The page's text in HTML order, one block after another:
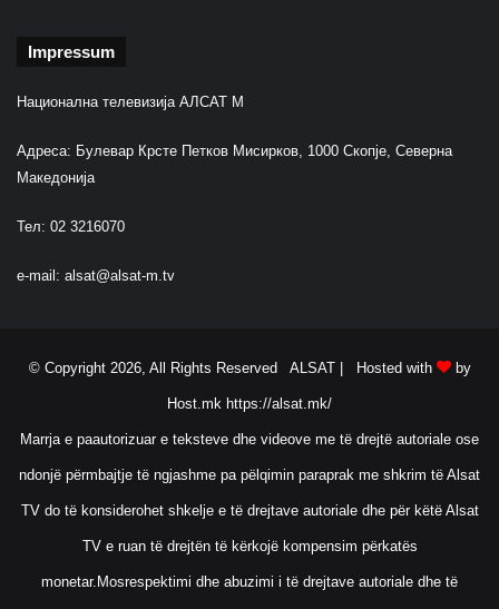
Impressum
Национална телевизија АЛСАТ М
Адреса: Булевар Крсте Петков Мисирков, 1000 Скопје, Северна
Македонија
Тел: 02 3216070
e-mail: alsat@alsat-m.tv
© Copyright 2026, All Rights Reserved ALSAT | Hosted with by
Host.mk https://alsat.mk/
Marrja e paautorizuar e teksteve dhe videove me të drejtë autoriale ose
ndonjë përmbajtje të ngjashme pa pëlqimin paraprak me shkrim të Alsat
TV do të konsiderohet shkelje e të drejtave autoriale dhe për këtë Alsat
TV e ruan të drejtën të kërkojë kompensim përkatës
monetar.Mosrespektimi dhe abuzimi i të drejtave autoriale dhe të